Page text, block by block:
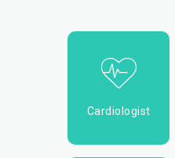
Cardiologist